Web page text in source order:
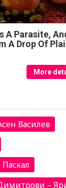
A Parasite,
A Drop Of
More
Василев
–